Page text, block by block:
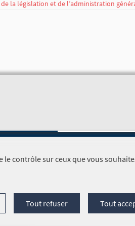
la législation et de l’administration
questions Conditions générales
le contrôle sur ceux que vous
Tout
Tout refuser